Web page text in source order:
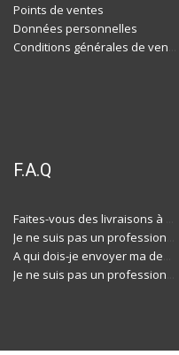
Points de ventes
Données personnelles
F.A.Q